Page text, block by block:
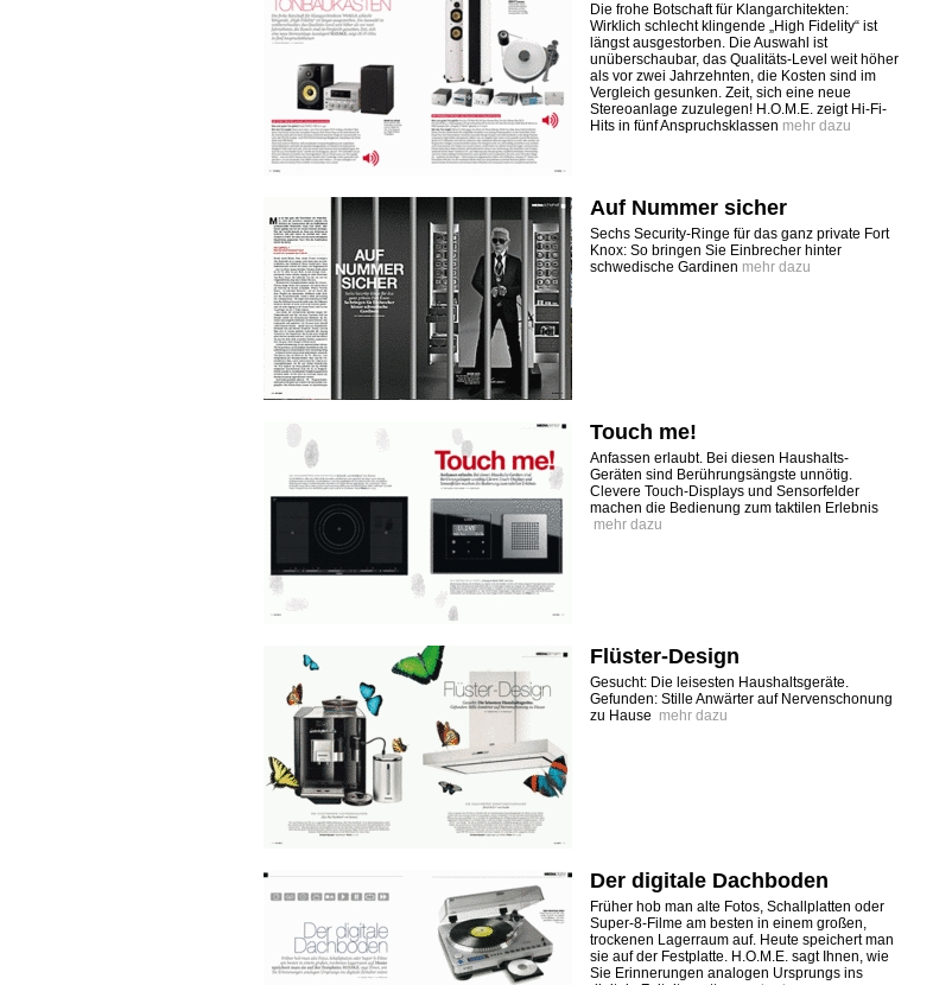
Die frohe Botschaft für Klangarchitekten:
Wirklich schlecht klingende „High Fidelity“ ist
längst ausgestorben. Die Auswahl ist
unüberschaubar, das Qualitäts-Level weit höher
als vor zwei Jahrzehnten, die Kosten sind im
Vergleich gesunken. Zeit, sich eine neue
Stereoanlage zuzulegen! H.O.M.E. zeigt Hi-Fi-
Hits in fünf Anspruchsklassen mehr dazu
Auf Nummer sicher
Sechs Security-Ringe für das ganz private Fort
Knox: So bringen Sie Einbrecher hinter
schwedische Gardinen mehr dazu
Touch me!
Anfassen erlaubt. Bei diesen Haushalts-
Geräten sind Berührungsängste unnötig.
Clevere Touch-Displays und Sensorfelder
machen die Bedienung zum taktilen Erlebnis
mehr dazu
Flüster-Design
Gesucht: Die leisesten Haushaltsgeräte.
Gefunden: Stille Anwärter auf Nervenschonung
zu Hause mehr dazu
Der digitale Dachboden
Früher hob man alte Fotos, Schallplatten oder
Super-8-Filme am besten in einem großen,
trockenen Lagerraum auf. Heute speichert man
sie auf der Festplatte. H.O.M.E. sagt Ihnen, wie
Sie Erinnerungen analogen Ursprungs ins